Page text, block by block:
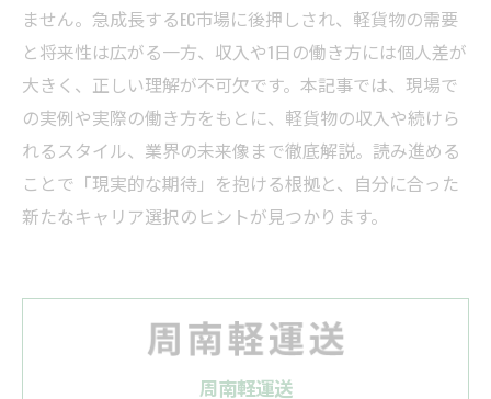
ません。急成長するEC市場に後押しされ、軽貨物の需要
と将来性は広がる一方、収入や1日の働き方には個人差が
大きく、正しい理解が不可欠です。本記事では、現場で
の実例や実際の働き方をもとに、軽貨物の収入や続けら
れるスタイル、業界の未来像まで徹底解説。読み進める
ことで「現実的な期待」を抱ける根拠と、自分に合った
新たなキャリア選択のヒントが見つかります。
周南軽運送